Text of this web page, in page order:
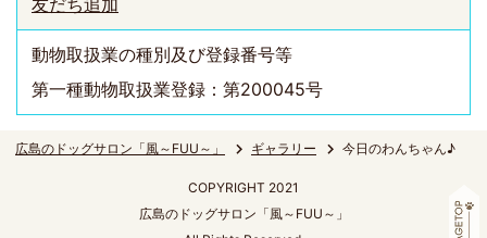
友だち追加
動物取扱業の種別及び登録番号等
第一種動物取扱業登録：第200045号
広島のドッグサロン「風～FUU～」 ギャラリー 今日のわんちゃん♪
COPYRIGHT 2021
広島のドッグサロン「風～FUU～」